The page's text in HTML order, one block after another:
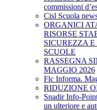
commissioni
Cisl Scuola
ORGANICI
RISORSE
SICUREZZA
SCUOLE
RASSEGNA
MAGGIO 2026
Flc Informa.
RIDUZIONE
Snadir Info-
un ulteriore e